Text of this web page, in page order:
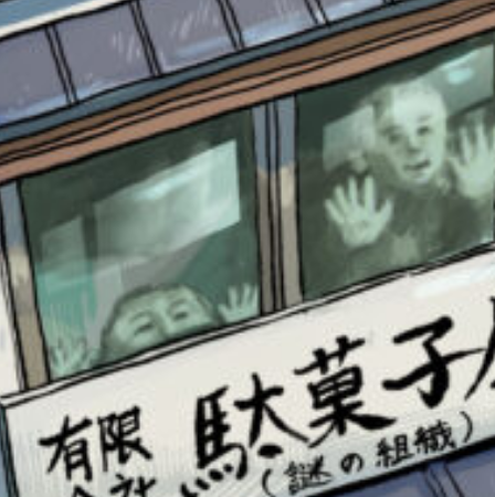
書店に届いた
みんなからのお手紙が